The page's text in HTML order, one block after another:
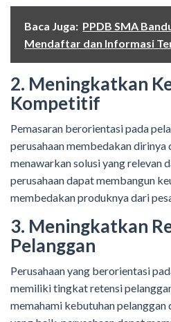
Baca Juga: PPDB SMA
Mendaftar dan Informasi
2. Meningkatkan
Kompetitif
Pemasaran berorientasi pada
perusahaan membedakan dirinya
menawarkan solusi yang relevan
perusahaan dapat membangun
membedakan produknya dari
3. Meningkatkan
Pelanggan
Perusahaan yang berorientasi
memiliki tingkat retensi
memahami kebutuhan pelanggan